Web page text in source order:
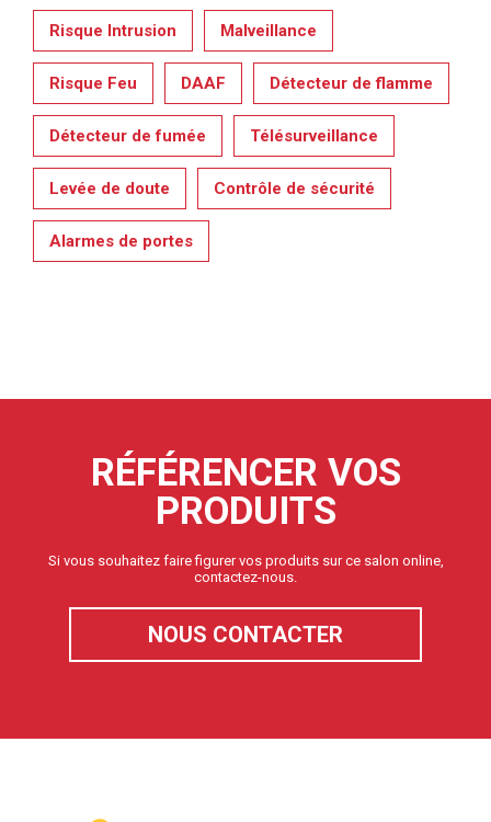
Risque Intrusion Malveillance
Risque Feu DAAF Détecteur de flamme
Détecteur de fumée Télésurveillance
Levée de doute Contrôle de sécurité
Alarmes de portes
RÉFÉRENCER VOS
PRODUITS
Si vous souhaitez faire figurer vos produits sur ce salon online,
contactez-nous.
NOUS CONTACTER